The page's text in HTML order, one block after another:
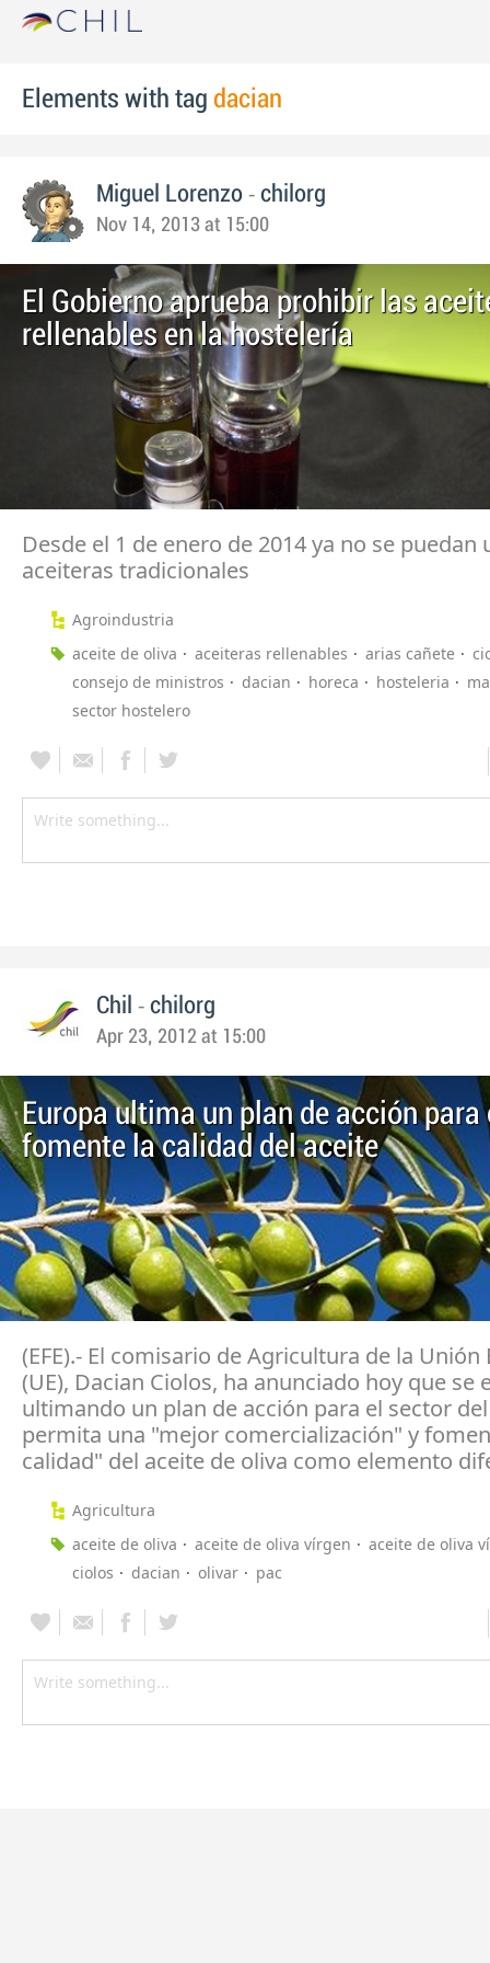
Elements with tag dacian
Miguel Lorenzo - chilorg
Nov 14, 2013 at 15:00
El Gobierno aprueba prohibir las
rellenables en la hostelería
Desde el 1 de enero de 2014 ya no se puedan
aceiteras tradicionales
Agroindustria
aceite de oliva
aceiteras rellenables arias cañete
consejo de ministros
dacian horeca hosteleria
sector hostelero
Chil - chilorg
Apr 23, 2012 at 15:00
Europa ultima un plan de acción para
fomente la calidad del aceite
(EFE).- El comisario de Agricultura de la Unión
(UE), Dacian Ciolos, ha anunciado hoy que se
ultimando un plan de acción para el sector
permita una "mejor comercialización" y
calidad" del aceite de oliva como elemento
Agricultura
aceite de oliva
aceite de oliva vírgen
aceite de oliva
ciolos
dacian olivar pac